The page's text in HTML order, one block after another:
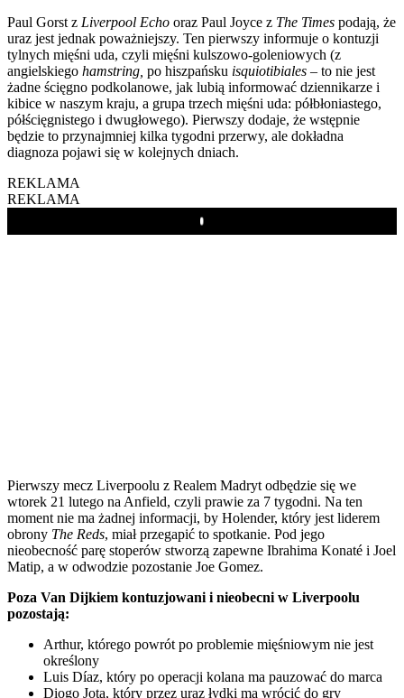
Paul Gorst z Liverpool Echo oraz Paul Joyce z The Times podają, że
uraz jest jednak poważniejszy. Ten pierwszy informuje o kontuzji
tylnych mięśni uda, czyli mięśni kulszowo-goleniowych (z
angielskiego hamstring, po hiszpańsku isquiotibiales – to nie jest
żadne ścięgno podkolanowe, jak lubią informować dziennikarze i
kibice w naszym kraju, a grupa trzech mięśni uda: półbłoniastego,
półścięgnistego i dwugłowego). Pierwszy dodaje, że wstępnie
będzie to przynajmniej kilka tygodni przerwy, ale dokładna
diagnoza pojawi się w kolejnych dniach.
REKLAMA
REKLAMA
Play
Pierwszy mecz Liverpoolu z Realem Madryt odbędzie się we
wtorek 21 lutego na Anfield, czyli prawie za 7 tygodni. Na ten
moment nie ma żadnej informacji, by Holender, który jest liderem
obrony The Reds, miał przegapić to spotkanie. Pod jego
nieobecność parę stoperów stworzą zapewne Ibrahima Konaté i Joel
Matip, a w odwodzie pozostanie Joe Gomez.
Poza Van Dijkiem kontuzjowani i nieobecni w Liverpoolu
pozostają:
Arthur, którego powrót po problemie mięśniowym nie jest
określony
Luis Díaz, który po operacji kolana ma pauzować do marca
Diogo Jota, który przez uraz łydki ma wrócić do gry